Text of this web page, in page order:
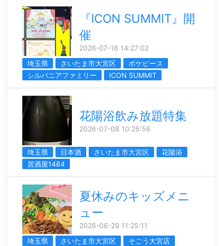
『ICON SUMMIT』開
催
2026-07-16 14:27:02
埼玉県
さいたま市大宮区
ポケピース
シルバニアファミリー
ICON SUMMIT
花陽浴飲み放題特集
2026-07-08 10:26:56
埼玉県 日本酒 さいたま市大宮区
花陽浴
居酒屋1484
夏休みのキッズメニ
ュー
2026-06-29 11:25:11
埼玉県
さいたま市大宮区
そごう大宮店